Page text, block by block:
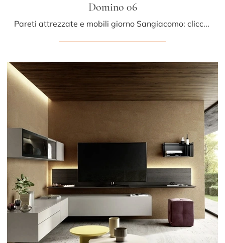
Domino 06
Pareti attrezzate e mobili giorno Sangiacomo: clicca e scopri il modello Domino 06 e potrai valorizzare stanze moderne di ogni tipo.